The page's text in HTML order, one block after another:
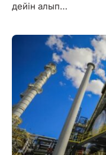
дейін алып…